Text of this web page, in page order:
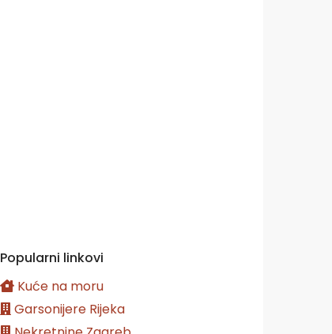
Popularni linkovi
Kuće na moru
Garsonijere Rijeka